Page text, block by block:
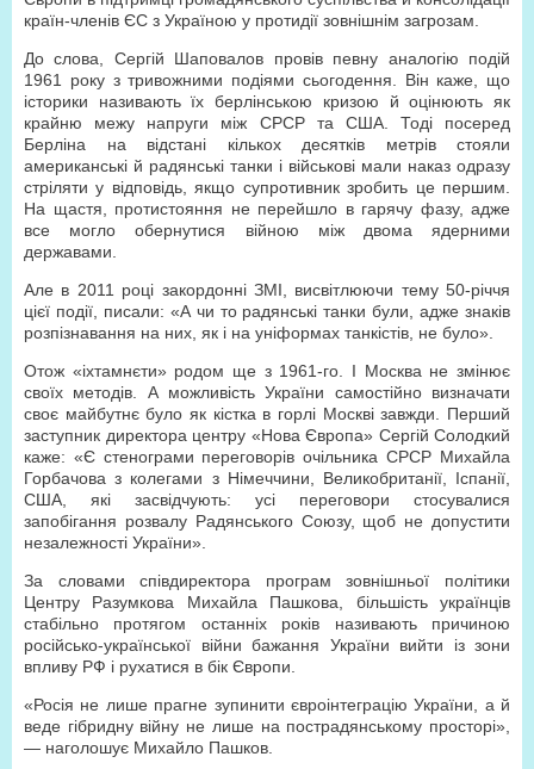
країн-членів ЄС з Україною у протидії зовнішнім загрозам.
До слова, Сергій Шаповалов провів певну аналогію подій
1961 року з тривожними подіями сьогодення. Він каже, що
історики називають їх берлінською кризою й оцінюють як
крайню межу напруги між СРСР та США. Тоді посеред
Берліна на відстані кількох десятків метрів стояли
американські й радянські танки і військові мали наказ одразу
стріляти у відповідь, якщо супротивник зробить це першим.
На щастя, протистояння не перейшло в гарячу фазу, адже
все могло обернутися війною між двома ядерними
державами.
Але в 2011 році закордонні ЗМІ, висвітлюючи тему 50-річчя
цієї події, писали: «А чи то радянські танки були, адже знаків
розпізнавання на них, як і на уніформах танкістів, не було».
Отож «іхтамнєти» родом ще з 1961-го. І Москва не змінює
своїх методів. А можливість України самостійно визначати
своє майбутнє було як кістка в горлі Москві завжди. Перший
заступник директора центру «Нова Європа» Сергій Солодкий
каже: «Є стенограми переговорів очільника СРСР Михайла
Горбачова з колегами з Німеччини, Великобританії, Іспанії,
США, які засвідчують: усі переговори стосувалися
запобігання розвалу Радянського Союзу, щоб не допустити
незалежності України».
За словами співдиректора програм зовнішньої політики
Центру Разумкова Михайла Пашкова, більшість українців
стабільно протягом останніх років називають причиною
російсько-української війни бажання України вийти із зони
впливу РФ і рухатися в бік Європи.
«Росія не лише прагне зупинити євроінтеграцію України, а й
веде гібридну війну не лише на пострадянському просторі»,
— наголошує Михайло Пашков.